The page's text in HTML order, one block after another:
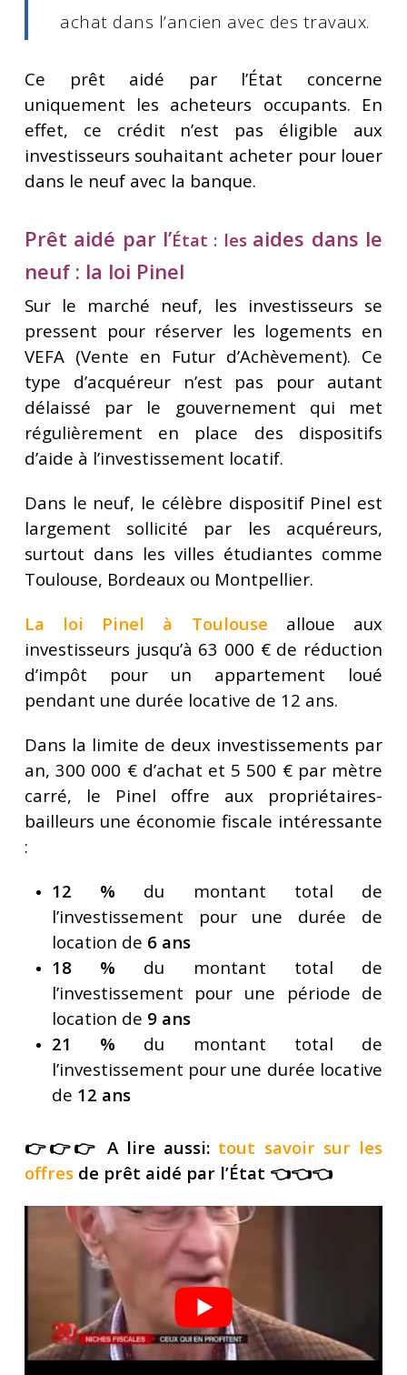
achat dans l’ancien avec des travaux.
Ce prêt aidé par l’État concerne
uniquement les acheteurs occupants. En
effet, ce crédit n’est pas éligible aux
investisseurs souhaitant acheter pour louer
dans le neuf avec la banque.
Prêt aidé par l’État : les aides dans le
neuf : la loi Pinel
Sur le marché neuf, les investisseurs se
pressent pour réserver les logements en
VEFA (Vente en Futur d’Achèvement). Ce
type d’acquéreur n’est pas pour autant
délaissé par le gouvernement qui met
régulièrement en place des dispositifs
d’aide à l’investissement locatif.
Dans le neuf, le célèbre dispositif Pinel est
largement sollicité par les acquéreurs,
surtout dans les villes étudiantes comme
Toulouse, Bordeaux ou Montpellier.
La loi Pinel à Toulouse
alloue aux
investisseurs jusqu’à 63 000 € de réduction
d’impôt pour un appartement loué
pendant une durée locative de 12 ans.
Dans la limite de deux investissements par
an, 300 000 € d’achat et 5 500 € par mètre
carré, le Pinel offre aux propriétaires-
bailleurs une économie fiscale intéressante
:
12 % du montant total de
l’investissement pour une durée de
location de 6 ans
18 % du montant total de
l’investissement pour une période de
location de 9 ans
21 % du montant total de
l’investissement pour une durée locative
de 12 ans
👉👉👉 A lire aussi: tout savoir sur les
offresde prêt aidé par l’État 👈👈👈